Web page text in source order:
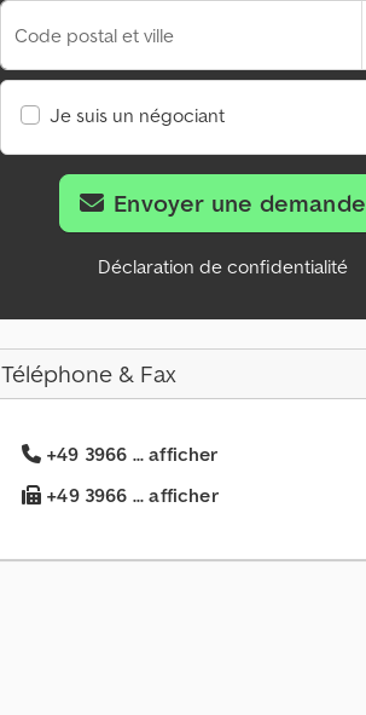
Code postal et ville
Je suis un négociant
Envoyer une demande
Déclaration de confidentialité
Téléphone & Fax
+49 3966 ... afficher
+49 3966 ... afficher